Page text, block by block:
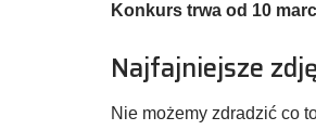
Konkurs trwa od 10
Najfajniejsze
Nie możemy zdradzić co